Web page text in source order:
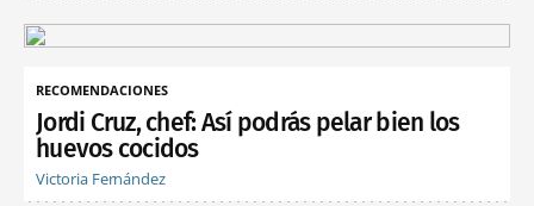
RECOMENDACIONES
Jordi Cruz, chef: Así podrás pelar bien los
huevos cocidos
Victoria Fernández